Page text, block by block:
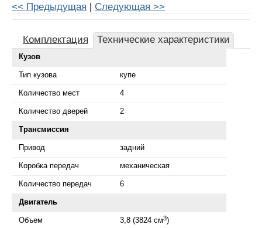
<< Предыдущая Следующая >>
Комплектация Технические характеристики
Кузов
Тип кузова купе
Количество мест 4
Количество дверей 2
Трансмиссия
Привод задний
Коробка передач механическая
Количество передач 6
Двигатель
Объем 3,8 (3824 см3)